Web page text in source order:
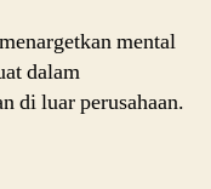
mental
dalam
di luar perusahaan.